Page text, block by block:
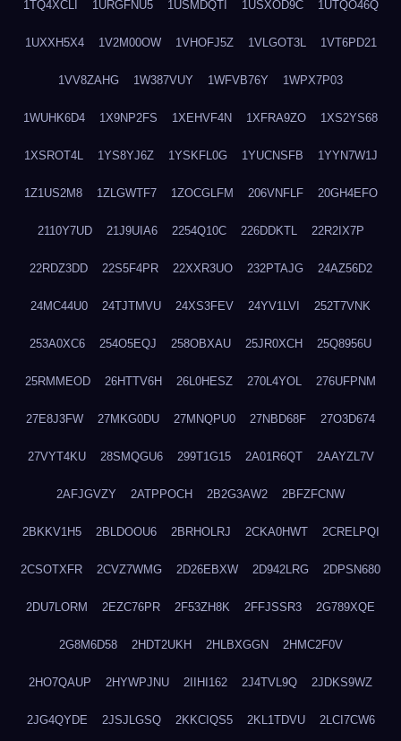
1TQ4XCLI 1URGFNU5 1USMDQTI 1USXOD9C 1UTQO46Q
1UXXH5X4 1V2M00OW 1VHOFJ5Z 1VLGOT3L 1VT6PD21
1VV8ZAHG 1W387VUY 1WFVB76Y 1WPX7P03
1WUHK6D4 1X9NP2FS 1XEHVF4N 1XFRA9ZO 1XS2YS68
1XSROT4L 1YS8YJ6Z 1YSKFL0G 1YUCNSFB 1YYN7W1J
1Z1US2M8 1ZLGWTF7 1ZOCGLFM 206VNFLF 20GH4EFO
2110Y7UD 21J9UIA6 2254Q10C 226DDKTL 22R2IX7P
22RDZ3DD 22S5F4PR 22XXR3UO 232PTAJG 24AZ56D2
24MC44U0 24TJTMVU 24XS3FEV 24YV1LVI 252T7VNK
253A0XC6 254O5EQJ 258OBXAU 25JR0XCH 25Q8956U
25RMMEOD 26HTTV6H 26L0HESZ 270L4YOL 276UFPNM
27E8J3FW 27MKG0DU 27MNQPU0 27NBD68F 27O3D674
27VYT4KU 28SMQGU6 299T1G15 2A01R6QT 2AAYZL7V
2AFJGVZY 2ATPPOCH 2B2G3AW2 2BFZFCNW
2BKKV1H5 2BLDOOU6 2BRHOLRJ 2CKA0HWT 2CRELPQI
2CSOTXFR 2CVZ7WMG 2D26EBXW 2D942LRG 2DPSN680
2DU7LORM 2EZC76PR 2F53ZH8K 2FFJSSR3 2G789XQE
2G8M6D58 2HDT2UKH 2HLBXGGN 2HMC2F0V
2HO7QAUP 2HYWPJNU 2IIHI162 2J4TVL9Q 2JDKS9WZ
2JG4QYDE 2JSJLGSQ 2KKCIQS5 2KL1TDVU 2LCI7CW6